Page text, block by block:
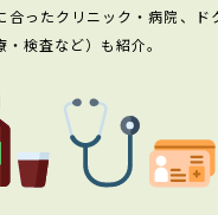
ったクリニック・病院、ド
検査など）も紹介。